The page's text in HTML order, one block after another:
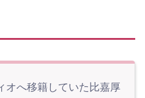
オへ移籍していた比嘉厚